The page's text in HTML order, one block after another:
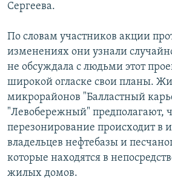
Сергеева.
По словам участников акции
изменениях они узнали
не обсуждала с людьми этот
широкой огласке свои планы.
микрорайонов "Балластный
"Левобережный" предполагают,
перезонирование происходит в
владельцев нефтебазы и
которые находятся в
жилых домов.